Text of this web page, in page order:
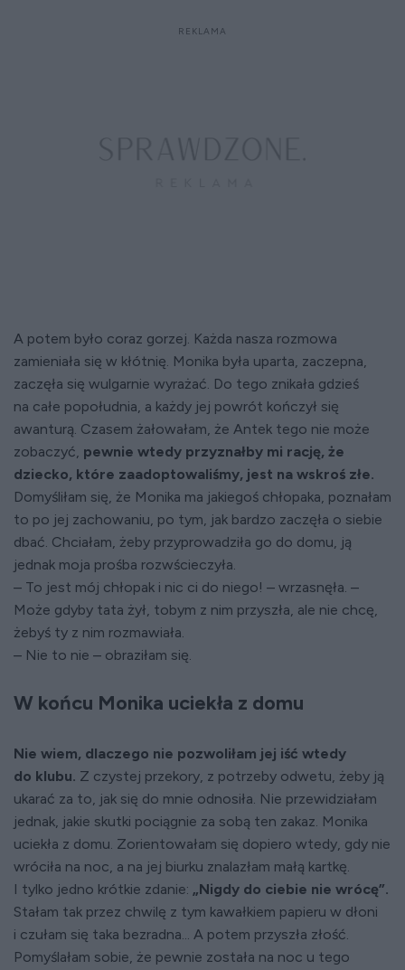
A potem było coraz gorzej. Każda nasza rozmowa
zamieniała się w kłótnię. Monika była uparta, zaczepna,
zaczęła się wulgarnie wyrażać. Do tego znikała gdzieś
na całe popołudnia, a każdy jej powrót kończył się
awanturą. Czasem żałowałam, że Antek tego nie może
zobaczyć, pewnie wtedy przyznałby mi rację, że
dziecko, które zaadoptowaliśmy, jest na wskroś złe.
Domyśliłam się, że Monika ma jakiegoś chłopaka, poznałam
to po jej zachowaniu, po tym, jak bardzo zaczęła o siebie
dbać. Chciałam, żeby przyprowadziła go do domu, ją
jednak moja prośba rozwścieczyła.
– To jest mój chłopak i nic ci do niego! – wrzasnęła. –
Może gdyby tata żył, tobym z nim przyszła, ale nie chcę,
żebyś ty z nim rozmawiała.
– Nie to nie – obraziłam się.
W końcu Monika uciekła z domu
Nie wiem, dlaczego nie pozwoliłam jej iść wtedy
do klubu. Z czystej przekory, z potrzeby odwetu, żeby ją
ukarać za to, jak się do mnie odnosiła. Nie przewidziałam
jednak, jakie skutki pociągnie za sobą ten zakaz. Monika
uciekła z domu. Zorientowałam się dopiero wtedy, gdy nie
wróciła na noc, a na jej biurku znalazłam małą kartkę.
I tylko jedno krótkie zdanie: „Nigdy do ciebie nie wrócę”.
Stałam tak przez chwilę z tym kawałkiem papieru w dłoni
i czułam się taka bezradna... A potem przyszła złość.
Pomyślałam sobie, że pewnie została na noc u tego